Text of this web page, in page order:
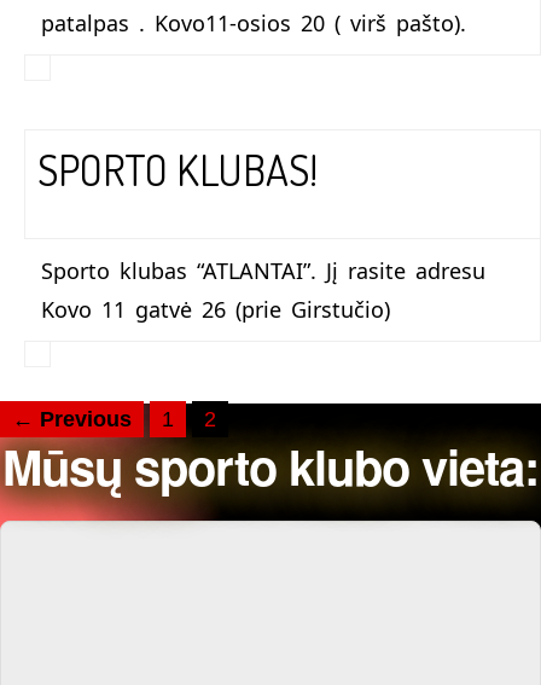
patalpas . Kovo11-osios 20 ( virš pašto).
SPORTO KLUBAS!
Sporto klubas “ATLANTAI”. Jį rasite adresu
Kovo 11 gatvė 26 (prie Girstučio)
← Previous 1 2
Mūsų sporto klubo vieta: